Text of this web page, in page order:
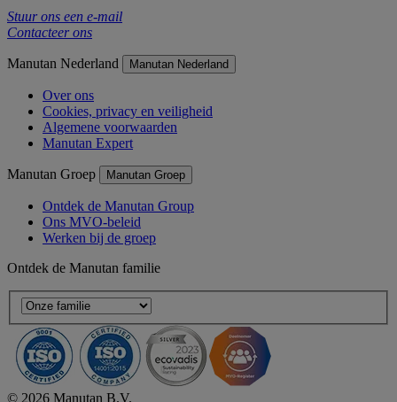
Stuur ons een e-mail
Contacteer ons
Manutan Nederland Manutan Nederland
Over ons
Cookies, privacy en veiligheid
Algemene voorwaarden
Manutan Expert
Manutan Groep Manutan Groep
Ontdek de Manutan Group
Ons MVO-beleid
Werken bij de groep
Ontdek de Manutan familie
© 2026 Manutan B.V.